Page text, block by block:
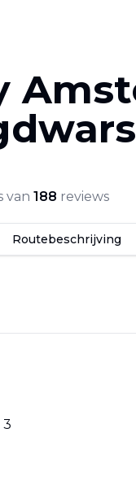
van 188 reviews
Routebeschrijving
3